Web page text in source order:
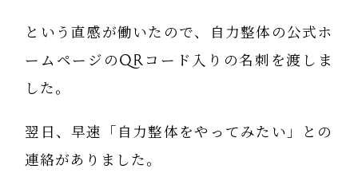
という直感が働いたので、自力整体の公式ホ
ームページのQRコード入りの名刺を渡しま
した。
翌日、早速「自力整体をやってみたい」との
連絡がありました。